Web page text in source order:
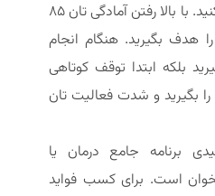
سطح 60 درصد تعیین کنید. با بالا رفتن آمادگی تان 85
هدف بگیرید. هنگام انجام
بلکه ابتدا توقف کوتاهی
بگیرید و شدت فعالیت تان
برنامه جامع درمان یا
است. برای کسب فواید